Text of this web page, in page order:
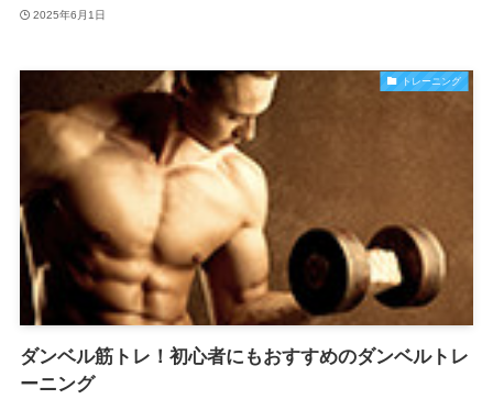
2025年6月1日
トレーニング
ダンベル筋トレ！初心者にもおすすめのダンベルトレ
ーニング